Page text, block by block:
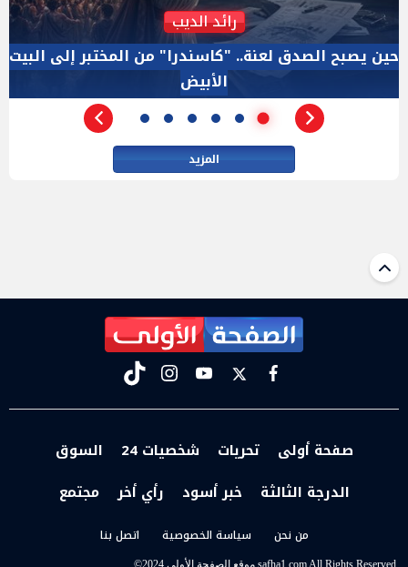
دكتور نزيه الحكيم
الإجازة البرلمانية ليست إجازة من الرقابة.. والسؤال ليس
الأداة الوحيده بعد فض الانعقاد
المزيد
facebook
twitter
youtube
instagram
tiktok
صفحة أولى تحريات شخصيات 24
السوق
الدرجة الثالثة
خبر أسود رأي أخر مجتمع
من نحن سياسة الخصوصية اتصل بنا